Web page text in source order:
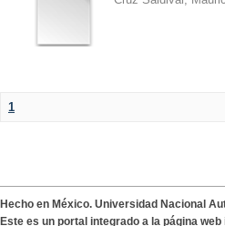
1
Hecho en México. Universidad Nacional
Este es un portal integrado a la página